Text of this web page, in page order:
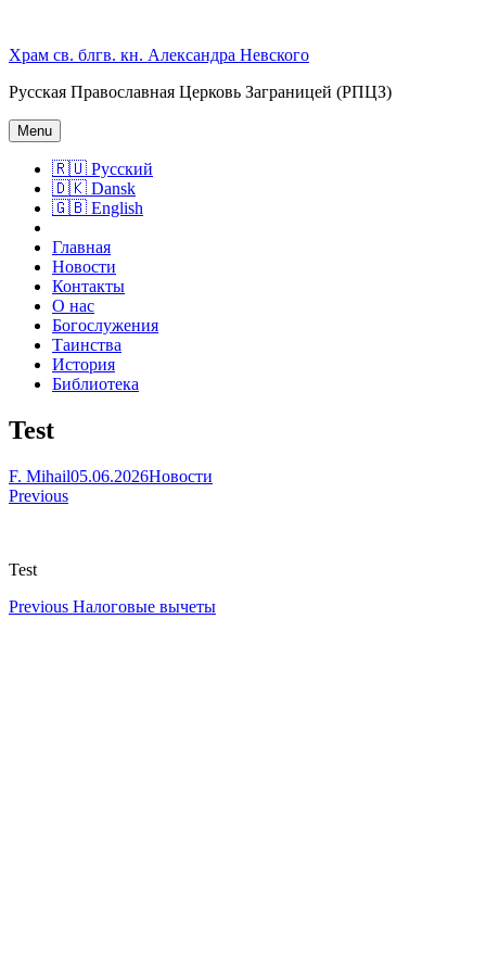
content
Храм св. блгв. кн. Александра Невского
Русская Православная Церковь Заграницей (РПЦЗ)
Menu
🇷🇺 Русский
🇩🇰 Dansk
🇬🇧 English
Главная
Новости
Контакты
О нас
Богослужения
Таинства
История
Библиотека
Test
F. Mihail05.06.2026Новости
Навигация
записям
Previous
Test
Навигация
Previous Налоговые вычеты